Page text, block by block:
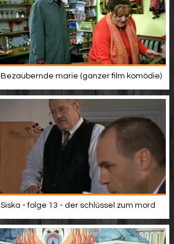
Bezaubernde marie (ganzer film komödie)
Siska - folge 13 - der schlüssel zum mord